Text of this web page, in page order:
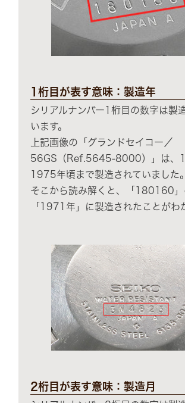
1桁目が表す意味：製造年
シリアルナンバー1桁目の数字は製
います。
上記画像の「グランドセイコー／
56GS（Ref.5645-8000）」は、
1975年頃まで製造されていました。
そこから読み解くと、「180160」
「1971年」に製造されたことがわ
2桁目が表す意味：製造月